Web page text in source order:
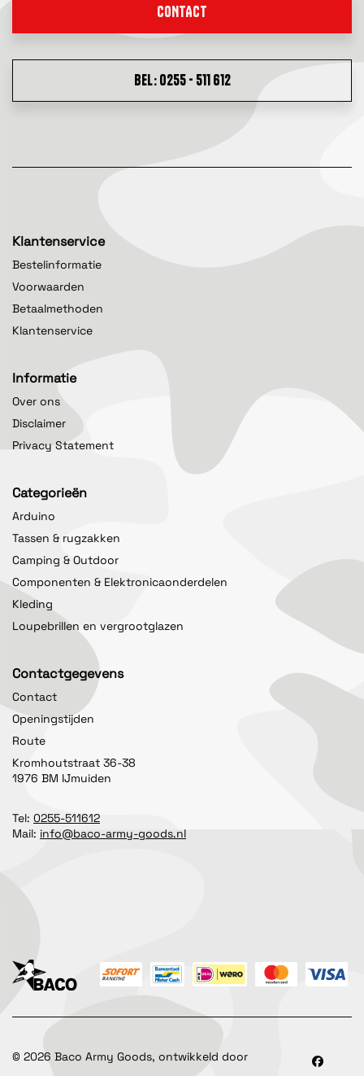
CONTACT
BEL: 0255 - 511 612
Klantenservice
Bestelinformatie
Voorwaarden
Betaalmethoden
Klantenservice
Informatie
Over ons
Disclaimer
Privacy Statement
Categorieën
Arduino
Tassen & rugzakken
Camping & Outdoor
Componenten & Elektronicaonderdelen
Kleding
Loupebrillen en vergrootglazen
Contactgegevens
Contact
Openingstijden
Route
Kromhoutstraat 36-38
1976 BM IJmuiden
Tel: 0255-511612
Mail: info@baco-army-goods.nl
© 2026 Baco Army Goods, ontwikkeld door